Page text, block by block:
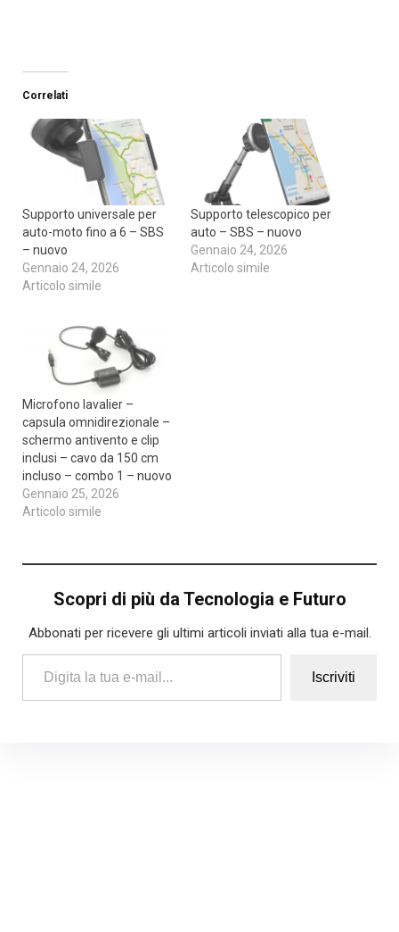
Correlati
Supporto universale per
auto-moto fino a 6 – SBS
– nuovo
Gennaio 24, 2026
Articolo simile
Supporto telescopico per
auto – SBS – nuovo
Gennaio 24, 2026
Articolo simile
Microfono lavalier –
capsula omnidirezionale –
schermo antivento e clip
inclusi – cavo da 150 cm
incluso – combo 1 – nuovo
Gennaio 25, 2026
Articolo simile
Scopri di più da Tecnologia e Futuro
Abbonati per ricevere gli ultimi articoli inviati alla tua e-mail.
Digita la tua e-mail...
Iscriviti